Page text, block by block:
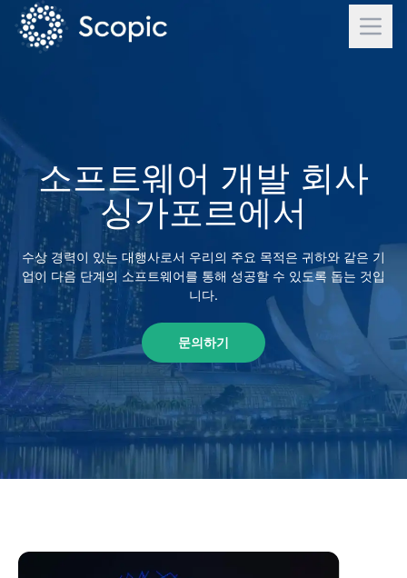
소프트웨어 개발 회사
싱가포르에서
수상 경력이 있는 대행사로서 우리의 주요 목적은 귀하와 같은 기
업이 다음 단계의 소프트웨어를 통해 성공할 수 있도록 돕는 것입
니다.
문의하기